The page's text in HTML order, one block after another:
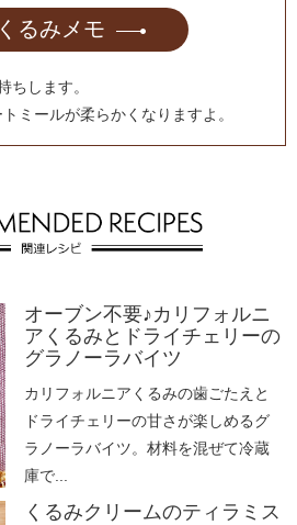
くるみメモ
ちします。
ミールが柔らかくなりますよ。
オーブン不要♪カリフォルニ
アくるみとドライチェリーの
グラノーラバイツ
カリフォルニアくるみの歯ごたえと
ドライチェリーの甘さが楽しめるグ
ラノーラバイツ。材料を混ぜて冷蔵
庫で...
くるみクリームのティラミス